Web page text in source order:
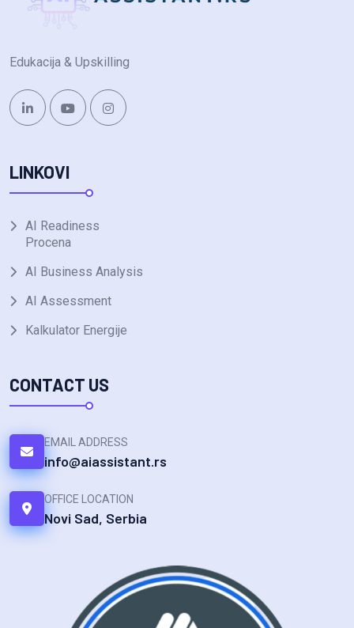
Edukacija & Upskilling
LINKOVI
AI Readiness
Procena
AI Business Analysis
AI Assessment
Kalkulator Energije
CONTACT US
EMAIL ADDRESS
info@aiassistant.rs
OFFICE LOCATION
Novi Sad, Serbia